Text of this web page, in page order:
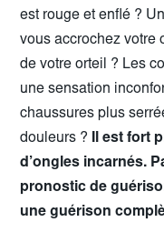
est rouge et enflé ?
vous accrochez votre
de votre orteil ? Les
une sensation
chaussures plus
douleurs ? Il est fort
d’ongles incarnés.
pronostic de
une guérison